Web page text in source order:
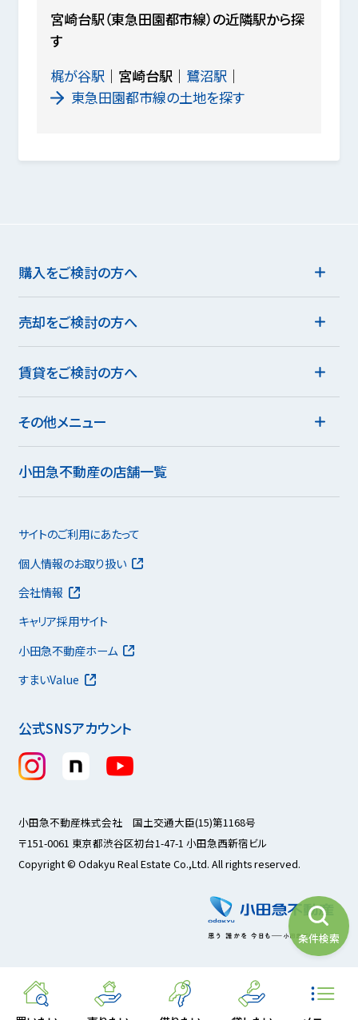
条件検索
宮崎台駅（東急田園都市線）の近隣駅から探
す
梶が谷駅
宮崎台駅
鷺沼駅
東急田園都市線の土地を探す
購入をご検討の方へ
売却をご検討の方へ
賃貸をご検討の方へ
その他メニュー
小田急不動産の店舗一覧
公式SNSアカウント
サイトのご利用にあたって
個人情報のお取り扱い
会社情報
キャリア採用サイト
小田急不動産ホーム
すまいValue
小田急不動産株式会社 国土交通大臣(15)第1168号
〒151-0061 東京都渋谷区初台1-47-1 小田急西新宿ビル
Copyright © Odakyu Real Estate Co.,Ltd. All rights reserved.